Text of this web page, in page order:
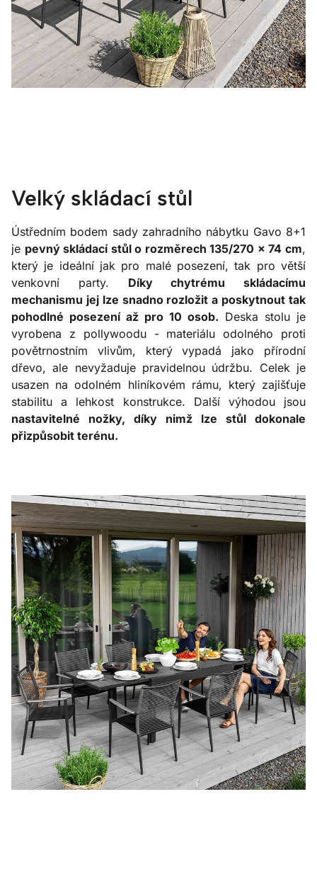
Velký skládací stůl
Ústředním bodem sady zahradního nábytku Gavo 8+1
je pevný skládací stůl o rozměrech 135/270 × 74 cm,
který je ideální jak pro malé posezení, tak pro větší
venkovní party. Díky chytrému skládacímu
mechanismu jej lze snadno rozložit a poskytnout tak
pohodlné posezení až pro 10 osob. Deska stolu je
vyrobena z pollywoodu - materiálu odolného proti
povětrnostním vlivům, který vypadá jako přírodní
dřevo, ale nevyžaduje pravidelnou údržbu. Celek je
usazen na odolném hliníkovém rámu, který zajišťuje
stabilitu a lehkost konstrukce. Další výhodou jsou
nastavitelné nožky, díky nimž lze stůl dokonale
přizpůsobit terénu.